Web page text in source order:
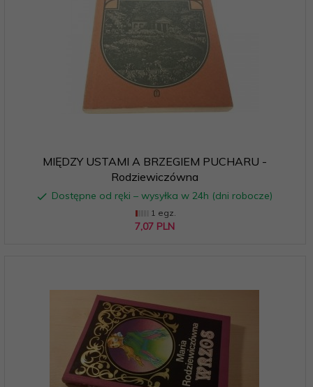
MIĘDZY USTAMI A BRZEGIEM PUCHARU -
Rodziewiczówna
Dostępne od ręki – wysyłka w 24h (dni robocze)
1 egz.
7,07 PLN